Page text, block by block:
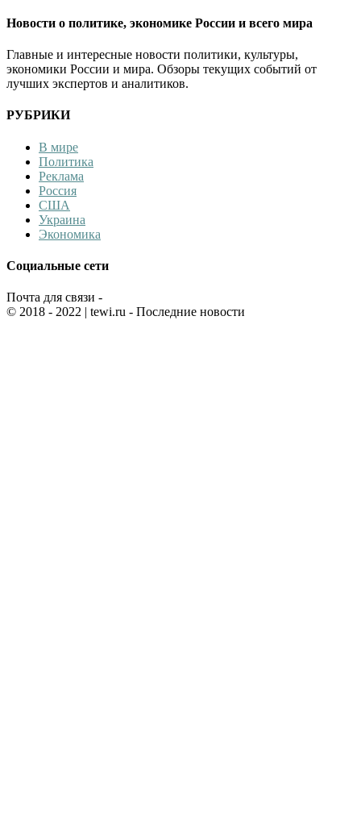
Новости о политике, экономике России и всего мира
Главные и интересные новости политики, культуры,
экономики России и мира. Обзоры текущих событий от
лучших экспертов и аналитиков.
РУБРИКИ
В мире
Политика
Реклама
Россия
США
Украина
Экономика
Социальные сети
Почта для связи -
© 2018 - 2022 | tewi.ru - Последние новости